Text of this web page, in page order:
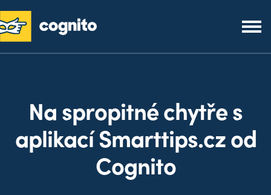
Na spropitné chytře s
aplikací Smarttips.cz od
Cognito